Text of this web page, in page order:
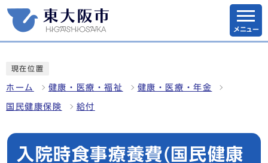
メニュー
現在位置
ホーム 健康・医療・福祉 健康・医療・年金
国民健康保険 給付
入院時食事療養費(国民健康